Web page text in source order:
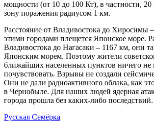
мощности (от 10 до 100 Кт), в частности, 20
зону поражения радиусом 1 км.
Расстояние от Владивостока до Хиросимы
этими городами плещется Японское море.
Владивостока до Нагасаки – 1167 км, они
Японским морем. Поэтому жители
ближайших населенных пунктов ничего не
почувствовать. Взрывы не создали
Они не дали радиоактивного облака, как
в Чернобыле. Для наших людей ядерная
города прошла без каких-либо последствий.
Русская Семёрка